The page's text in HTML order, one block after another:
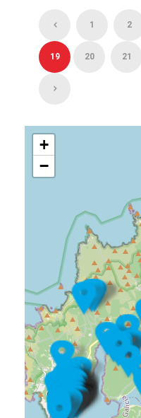
1 2
19 20 21
+
−